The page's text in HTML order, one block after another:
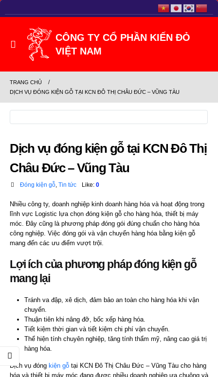
TRANG CHỦ
DỊCH VỤ ĐÓNG KIỆN GỖ TẠI KCN ĐÔ THỊ CHÂU ĐỨC – VŨNG TÀU
Dịch vụ đóng kiện gỗ tại KCN Đô Thị
Châu Đức – Vũng Tàu
Đóng kiện gỗ, Tin tức Like: 0
Nhiều công ty, doanh nghiệp kinh doanh hàng hóa và hoạt động trong
lĩnh vực Logistic lựa chọn đóng kiện gỗ cho hàng hóa, thiết bị máy
móc. Đây cũng là phương pháp đóng gói đúng chuẩn cho hàng hóa
công nghiệp. Việc đóng gói và vận chuyển hàng hóa bằng kiện gỗ
mang đến các ưu điểm vượt trội.
Lợi ích của phương phápđóng kiện gỗ
mang lại
Tránh va đập, xê dịch, đảm bảo an toàn cho hàng hóa khi vận
chuyển.
Thuận tiên khi nâng đỡ, bốc xếp hàng hóa.
Tiết kiệm thời gian và tiết kiệm chi phí vận chuyển.
Thể hiện tính chuyên nghiệp, tăng tính thẩm mỹ, nâng cao giá trị
hàng hóa.
Dịch vụ đóng kiện gỗ tại KCN Đô Thị Châu Đức – Vũng Tàu cho hàng
hóa và thiết bị máy móc đang được nhiều doanh nghiệp ưa chuộng và